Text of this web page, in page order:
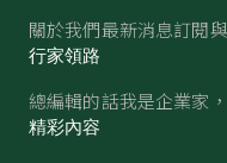
關於我們最新消息訂閱
行家領路
總編輯的話我是企業家
精彩內容